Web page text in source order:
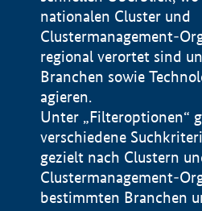
nationalen Cluster und
Clustermanagement-
regional verortet sind
Branchen sowie
agieren.
Unter „Filteroptionen“
verschiedene
gezielt nach Clustern
Clustermanagement-
bestimmten Branchen
Impressum
Datenschutzerklärung
BMWE, 2026 ©
100 km © Geobasis-DE / BKG 2015